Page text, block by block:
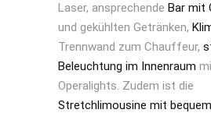
Laser, ansprechende Bar mit
und gekühlten Getränken,
Trennwand zum Chauffeur,
Beleuchtung im Innenraum
Operalights. Zudem ist die
Stretchlimousine mit